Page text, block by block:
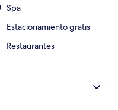
Spa
Estacionamiento gratis
Restaurantes